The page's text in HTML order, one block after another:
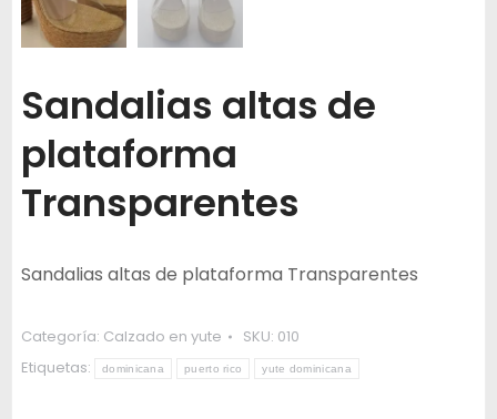
Sandalias altas de
plataforma
Transparentes
Sandalias altas de plataforma Transparentes
Categoría: Calzado en yute SKU: 010
Etiquetas:
dominicana puerto rico yute dominicana